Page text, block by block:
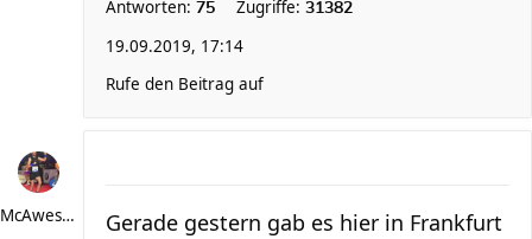
Antworten: 75 Zugriffe: 31382
19.09.2019, 17:14
Rufe den Beitrag auf
McAwesome
Gerade gestern gab es hier in Frankfurt